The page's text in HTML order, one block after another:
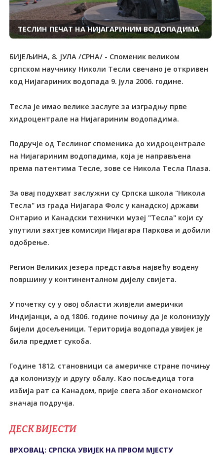
ТЕСЛИН ПЕЧАТ НА НИЈАГАРИНИМ ВОДОПАДИМА
БИЈЕЉИНА, 8. ЈУЛА /СРНА/ - Споменик великом
српском научнику Николи Тесли свечано је откривен
код Нијагариних водопада 9. јула 2006. године.
Тесла је имао велике заслуге за изградњу прве
хидроцентрале на Нијагариним водопадима.
Подручје од Теслиног споменика до хидроцентрале
на Нијагариним водопадима, која је направљена
према патентима Тесле, зове се Никола Тесла Плаза.
За овај подухват заслужни су Српска школа "Никола
Тесла" из града Нијагара Фолс у канадској држави
Онтарио и Канадски технички музеј "Тесла" који су
упутили захтјев комисији Нијагара Паркова и добили
одобрење.
Регион Великих језера представља највећу водену
површину у континенталном дијелу свијета.
У почетку су у овој области живјели амерички
Индијанци, а од 1806. године почињу да је колонизују
бијели досељеници. Територија водопада увијек је
била предмет сукоба.
Године 1812. становници са америчке стране почињу
да колонизују и другу обалу. Као посљедица тога
избија рат са Канадом, прије свега због економског
значаја подручја.
ДЕСК ВИЈЕСТИ
ВРХОВАЦ: СРПСКА УВИЈЕК НА ПРВОМ МЈЕСТУ